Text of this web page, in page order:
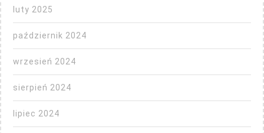
luty 2025
październik 2024
wrzesień 2024
sierpień 2024
lipiec 2024